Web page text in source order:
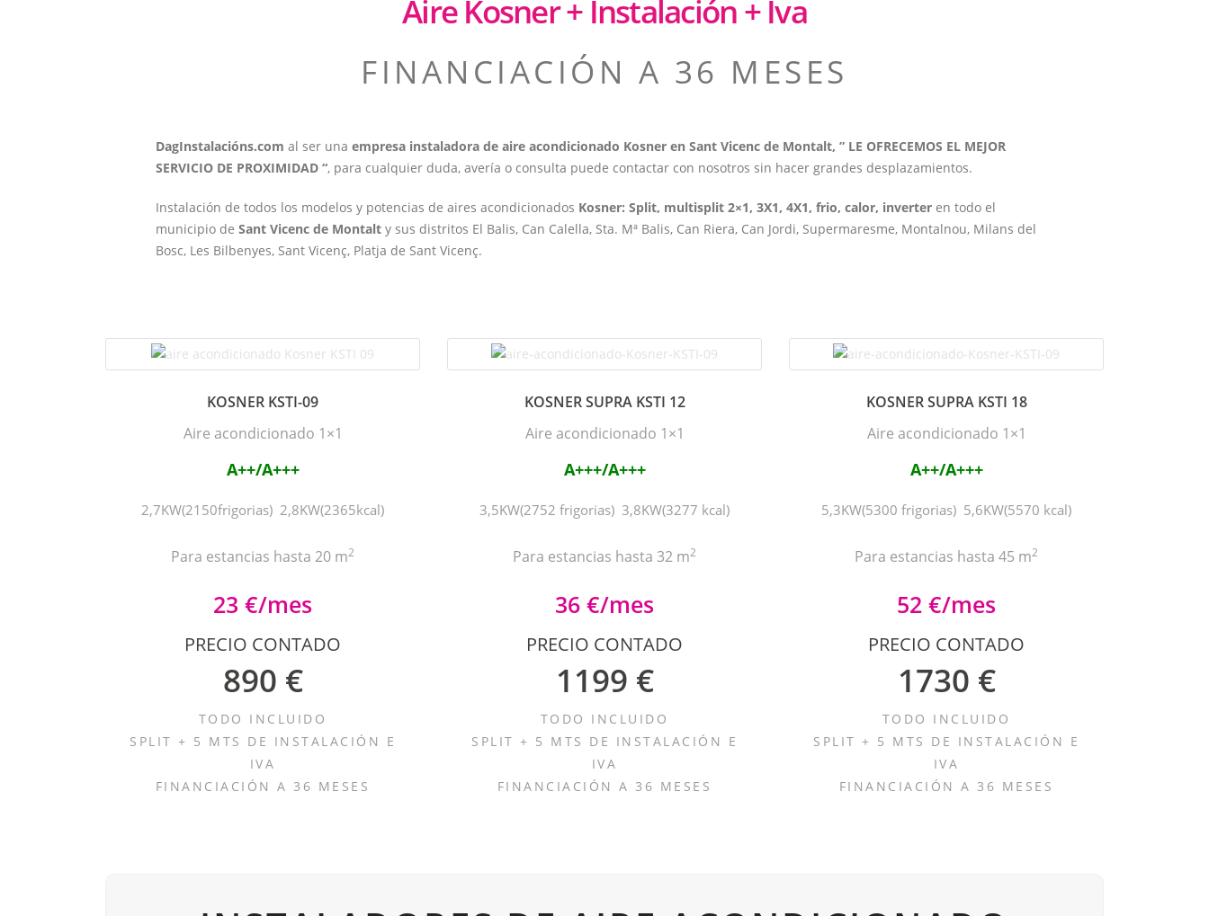
Aire Kosner + Instalación + Iva
FINANCIACIÓN A 36 MESES
DagInstalacións.com al ser una empresa instaladora de aire acondicionado Kosner en Sant Vicenc de Montalt, ” LE OFRECEMOS EL MEJOR
SERVICIO DE PROXIMIDAD “, para cualquier duda, avería o consulta puede contactar con nosotros sin hacer grandes desplazamientos.
Instalación de todos los modelos y potencias de aires acondicionados Kosner: Split, multisplit 2×1, 3X1, 4X1, frio, calor, inverteren todo el
municipio de Sant Vicenc de Montalty sus distritos El Balis, Can Calella, Sta. Mª Balis, Can Riera, Can Jordi, Supermaresme, Montalnou, Milans del
Bosc, Les Bilbenyes, Sant Vicenç, Platja de Sant Vicenç.
KOSNER KSTI-09
Aire acondicionado 1×1
A++/A+++
2,7KW(2150frigorias) 2,8KW(2365kcal)
Para estancias hasta 20 m2
23 €/mes
PRECIO CONTADO
890 €
TODO INCLUIDO
SPLIT + 5 MTS DE INSTALACIÓN E
IVA
FINANCIACIÓN A 36 MESES
KOSNER SUPRA KSTI 12
Aire acondicionado 1×1
A+++/A+++
3,5KW(2752 frigorias) 3,8KW(3277 kcal)
Para estancias hasta 32 m2
36 €/mes
PRECIO CONTADO
1199 €
TODO INCLUIDO
SPLIT + 5 MTS DE INSTALACIÓN E
IVA
FINANCIACIÓN A 36 MESES
KOSNER SUPRA KSTI 18
Aire acondicionado 1×1
A++/A+++
5,3KW(5300 frigorias) 5,6KW(5570 kcal)
Para estancias hasta 45 m2
52 €/mes
PRECIO CONTADO
1730 €
TODO INCLUIDO
SPLIT + 5 MTS DE INSTALACIÓN E
IVA
FINANCIACIÓN A 36 MESES